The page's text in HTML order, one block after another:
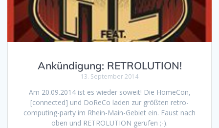
Ankündigung: RETROLUTION!
13. September 2014
Am 20.09.2014 ist es wieder soweit! Die HomeCon,
[connected] und DoReCo laden zur größten retro-
computing-party im Rhein-Main-Gebiet ein. Faust nach
oben und RETROLUTION gerufen ;-).